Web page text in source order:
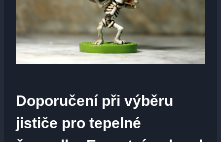
Doporučení při ‍výběru
jističe⁤ pro tepelné